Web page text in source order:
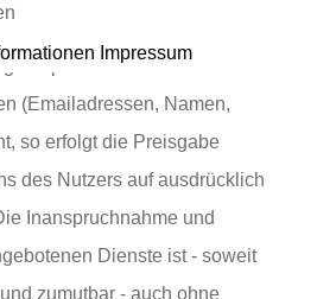
Internetangebotes die
persönlicher oder
(Emailadressen, Namen,
so erfolgt die Preisgabe
des Nutzers auf ausdrücklich
Inanspruchnahme und
Dienste ist - soweit
zumutbar - auch ohne
Impressum